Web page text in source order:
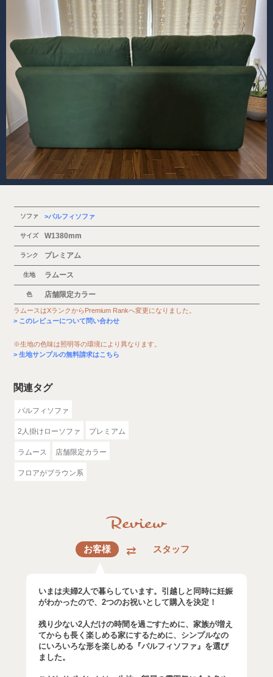
ソファ パルフィソファ
サイズ W1380mm
ランク プレミアム
生地 ラムース
色 店舗限定カラー
ラムースはXランクからPremium Rankへ変更になりました。
このレビューについて問い合わせ
※生地の色味は照明等の環境により異なります。
生地サンプルの無料請求はこちら
関連タグ
パルフィソファ
2人掛けローソファ プレミアム
ラムース 店舗限定カラー
フロアがブラウン系
お客様 スタッフ
いまは夫婦2人で暮らしています。引越しと同時に妊娠
がわかったので、2つのお祝いとして購入を決定！
残り少ない2人だけの時間を過ごすために、家族が増え
てからも長く楽しめる家にするために、シンプルなの
にいろいろな形を楽しめる『パルフィソファ』を選び
ました。